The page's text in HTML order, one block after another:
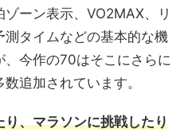
ーン表示、VO2MAX、リ
タイムなどの基本的な機
今作の70はそこにさらに
追加されています。
り、マラソンに挑戦したり